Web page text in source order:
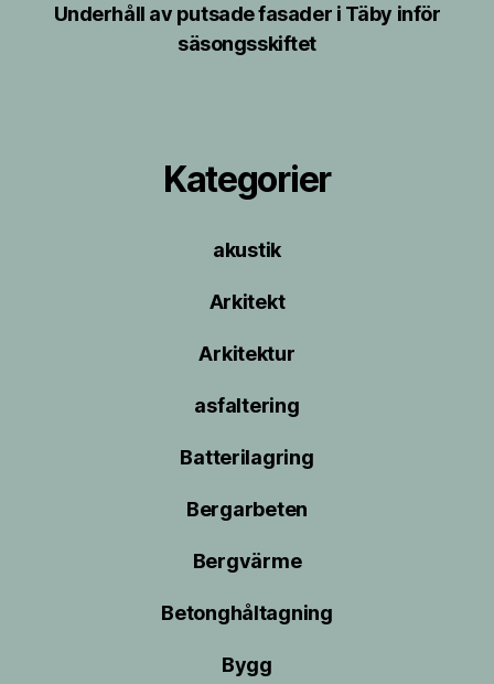
Underhåll av putsade fasader i Täby inför
säsongsskiftet
Kategorier
akustik
Arkitekt
Arkitektur
asfaltering
Batterilagring
Bergarbeten
Bergvärme
Betonghåltagning
Bygg